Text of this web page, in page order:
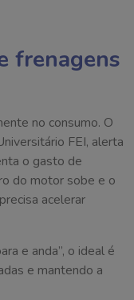
frenagens
no consumo. O
FEI, alerta
o gasto de
do motor sobe e o
acelerar
e anda”, o ideal é
e mantendo a